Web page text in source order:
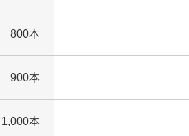
800本
900本
1,000本